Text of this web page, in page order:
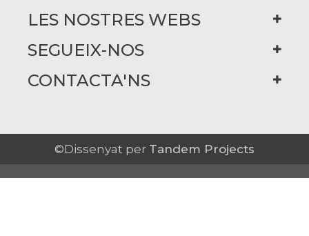
LES NOSTRES WEBS
SEGUEIX-NOS
CONTACTA'NS
©Dissenyat per Tandem Projects